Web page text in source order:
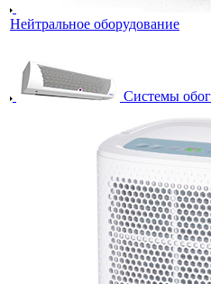
Нейтральное оборудование
Системы